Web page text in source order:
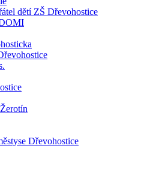
dětí ZŠ Dřevohostice
Dřevohostice